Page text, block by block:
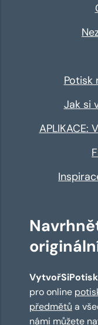
Potisk
Jak si
APLIKACE:
pro online
předmětů a
námi můžete